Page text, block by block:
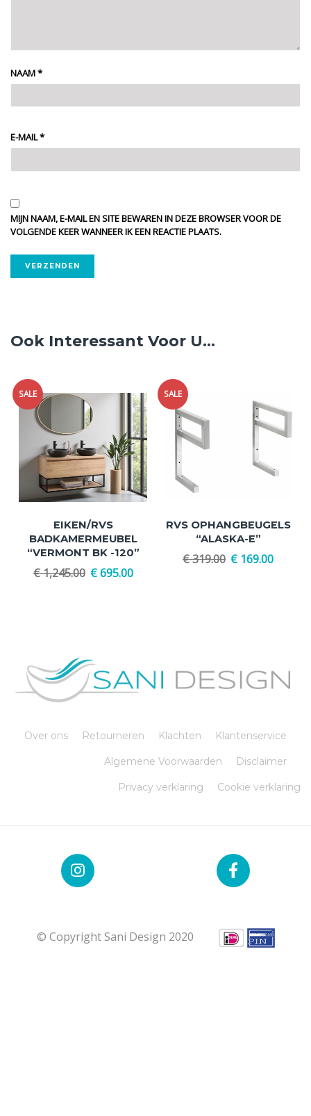
NAAM*
E-MAIL*
MIJN NAAM, E-MAIL EN SITE BEWAREN IN DEZE BROWSER VOOR DE
VOLGENDE KEER WANNEER IK EEN REACTIE PLAATS.
Ook Interessant Voor U...
SALE
EIKEN/RVS
BADKAMERMEUBEL
“VERMONT BK -120”
€1,245.00 €695.00
SALE
RVS OPHANGBEUGELS
“ALASKA-E”
€319.00 € 169.00
Over ons Retourneren Klachten Klantenservice
Algemene Voorwaarden Disclaimer
Privacy verklaring Cookie verklaring
© Copyright Sani Design 2020